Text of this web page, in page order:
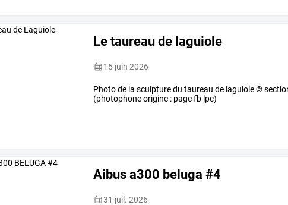
Le taureau de laguiole
15 juin 2026
Photo de la sculpture du taureau de laguiole ©
(photophone origine : page fb lpc)
Aibus a300 beluga #4
31 juil. 2026